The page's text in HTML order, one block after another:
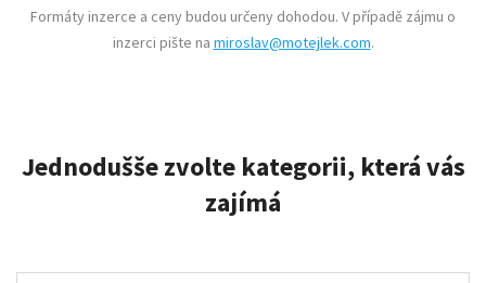
Formáty inzerce a ceny budou určeny dohodou. V případě zájmu o
inzerci pište na miroslav@motejlek.com.
Jednodušše zvolte kategorii, která vás
zajímá